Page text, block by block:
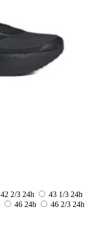
42 2/3 24h 43 1/3 24h
46 24h 46 2/3 24h